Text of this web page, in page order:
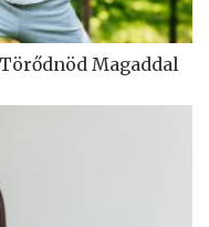
Magaddal